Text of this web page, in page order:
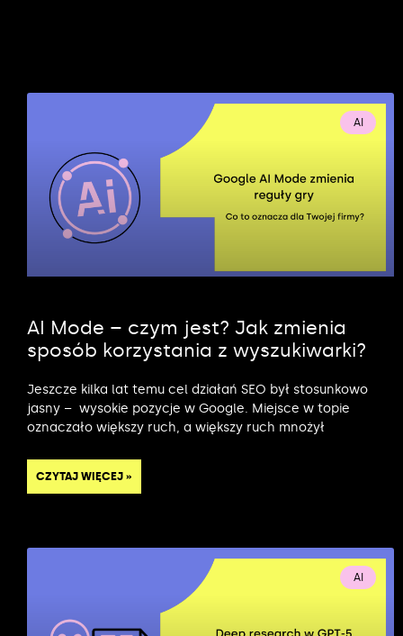
AI
AI Mode – czym jest? Jak zmienia
sposób korzystania z wyszukiwarki?
Jeszcze kilka lat temu cel działań SEO był stosunkowo
jasny – wysokie pozycje w Google. Miejsce w topie
oznaczało większy ruch, a większy ruch mnożył
CZYTAJ WIĘCEJ »
AI